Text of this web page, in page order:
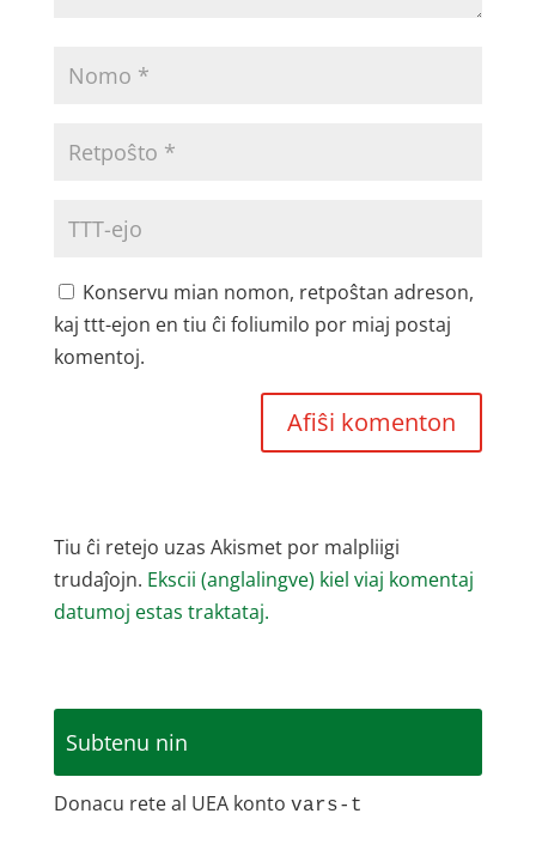
Konservu mian nomon, retpoŝtan adreson,
kaj ttt-ejon en tiu ĉi foliumilo por miaj postaj
komentoj.
Tiu ĉi retejo uzas Akismet por malpliigi
trudaĵojn. Ekscii (anglalingve) kiel viaj komentaj
datumoj estas traktataj.
Subtenu nin
Donacu rete al UEA konto vars-t